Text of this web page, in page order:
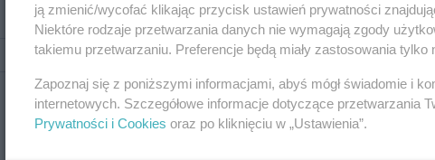
ją zmienić/wycofać klikając przycisk ustawień prywatności
Niektóre rodzaje przetwarzania danych nie wymagają zgody
takiemu przetwarzaniu. Preferencje będą miały zastosowania tylko
Zapoznaj się z poniższymi informacjami, abyś mógł świadomie i
internetowych. Szczegółowe informacje dotyczące przetwarzania
Prywatności i Cookies oraz po kliknięciu w „Ustawienia”.